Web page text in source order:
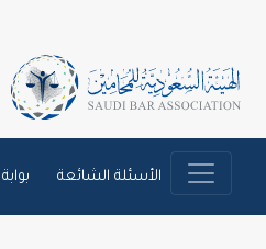
الأسئلة الشائعة بوابة